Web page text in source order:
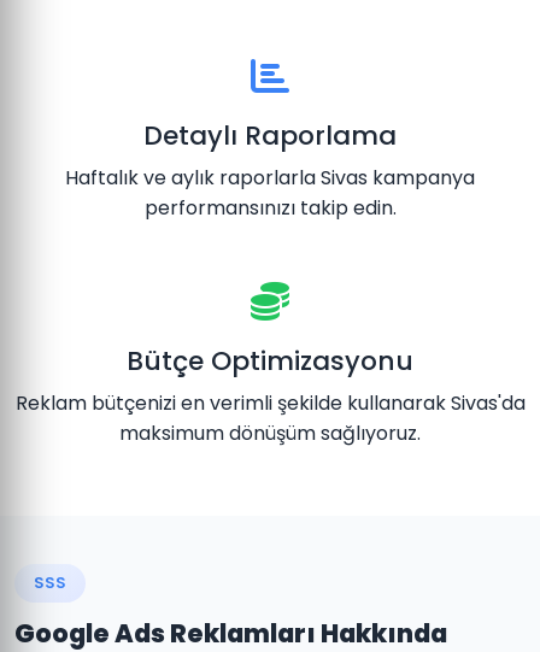
Detaylı Raporlama
Haftalık ve aylık raporlarla Sivas kampanya
performansınızı takip edin.
Bütçe Optimizasyonu
Reklam bütçenizi en verimli şekilde kullanarak Sivas'da
maksimum dönüşüm sağlıyoruz.
SSS
Google Ads Reklamları Hakkında